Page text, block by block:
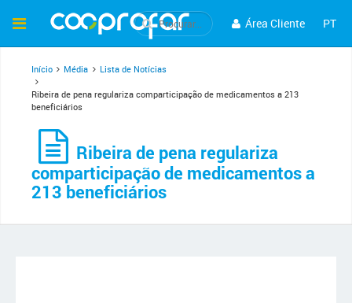
Área Cliente PT
Início Média Lista de Notícias
Ribeira de pena regulariza comparticipação de medicamentos a 213
beneficiários
Ribeira de pena regulariza
comparticipação de medicamentos a
213 beneficiários